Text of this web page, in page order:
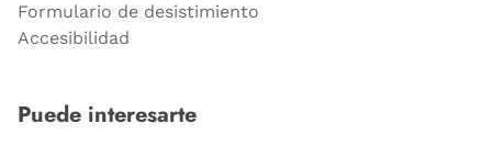
Formulario de desistimiento
Accesibilidad
Puede interesarte